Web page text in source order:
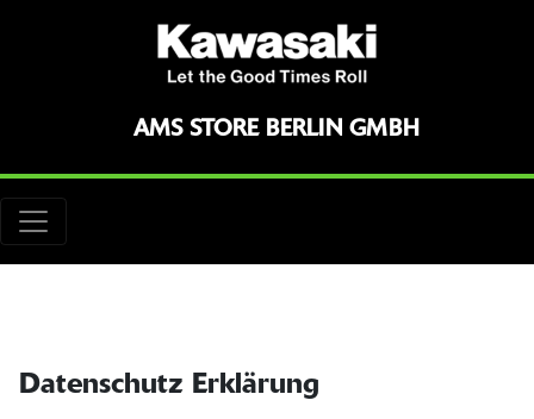
AMS STORE BERLIN GMBH
Datenschutz Erklärung